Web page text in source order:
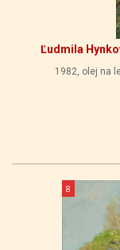
Ľudmila
1982, olej na
8